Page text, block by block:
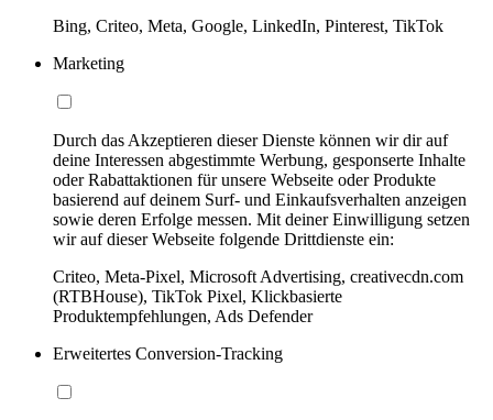
Bing, Criteo, Meta, Google, LinkedIn, Pinterest, TikTok
Marketing
Durch das Akzeptieren dieser Dienste können wir dir auf
deine Interessen abgestimmte Werbung, gesponserte Inhalte
oder Rabattaktionen für unsere Webseite oder Produkte
basierend auf deinem Surf- und Einkaufsverhalten anzeigen
sowie deren Erfolge messen. Mit deiner Einwilligung setzen
wir auf dieser Webseite folgende Drittdienste ein:
Criteo, Meta-Pixel, Microsoft Advertising, creativecdn.com
(RTBHouse), TikTok Pixel, Klickbasierte
Produktempfehlungen, Ads Defender
Erweitertes Conversion-Tracking